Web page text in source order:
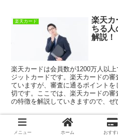
楽天カード
楽天カ
ちる人
解説！
楽天カードは会員数が1200万人以
ジットカードです。楽天カードの
ていますが、審査に通るポイント
切です。ここでは、楽天カードの
の特徴を解説していきますので、ぜ
楽天カード
楽天
メニュー ホーム おすす